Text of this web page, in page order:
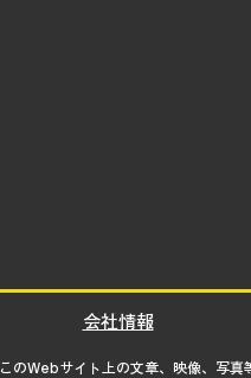
​会社情報
このWebサイト上の文章、映像、写真